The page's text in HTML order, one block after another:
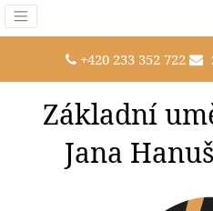
+420 233 352 722
Základní
Jana